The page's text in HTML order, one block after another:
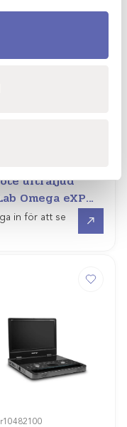
ultraljud
Omega eXP
in för att se
10482100